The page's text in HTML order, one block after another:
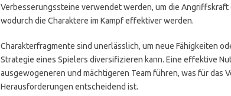
Verbesserungssteine verwendet werden, um die
wodurch die Charaktere im Kampf effektiver werden.
Charakterfragmente sind unerlässlich, um neue Fähigkeiten
Strategie eines Spielers diversifizieren kann. Eine effektive
ausgewogeneren und mächtigeren Team führen, was für das
Herausforderungen entscheidend ist.